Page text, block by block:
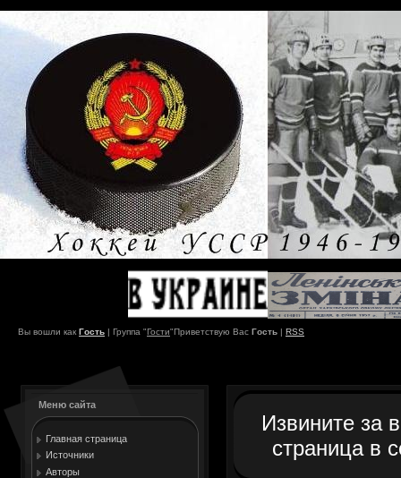
Вы вошли как Гость | Группа "Гости"Приветствую Вас Гость | RSS
Меню сайта
Главная страница
Источники
Авторы
Извините за
страница в